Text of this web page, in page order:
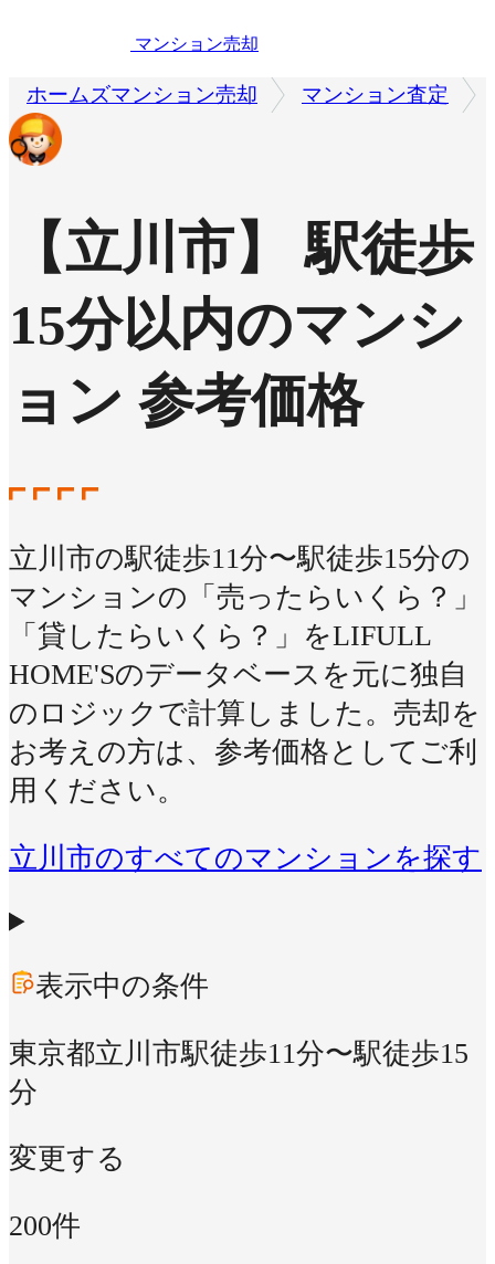
マンション売却
ホームズマンション売却 マンション査定
【立川市】 駅徒歩
15分以内のマンシ
ョン 参考価格
立川市の駅徒歩11分〜駅徒歩15分の
マンションの「売ったらいくら？」
「貸したらいくら？」をLIFULL
HOME'Sのデータベースを元に独自
のロジックで計算しました。売却を
お考えの方は、参考価格としてご利
用ください。
立川市のすべてのマンションを探す
表示中の条件
東京都立川市駅徒歩11分〜駅徒歩15
分
変更する
200件